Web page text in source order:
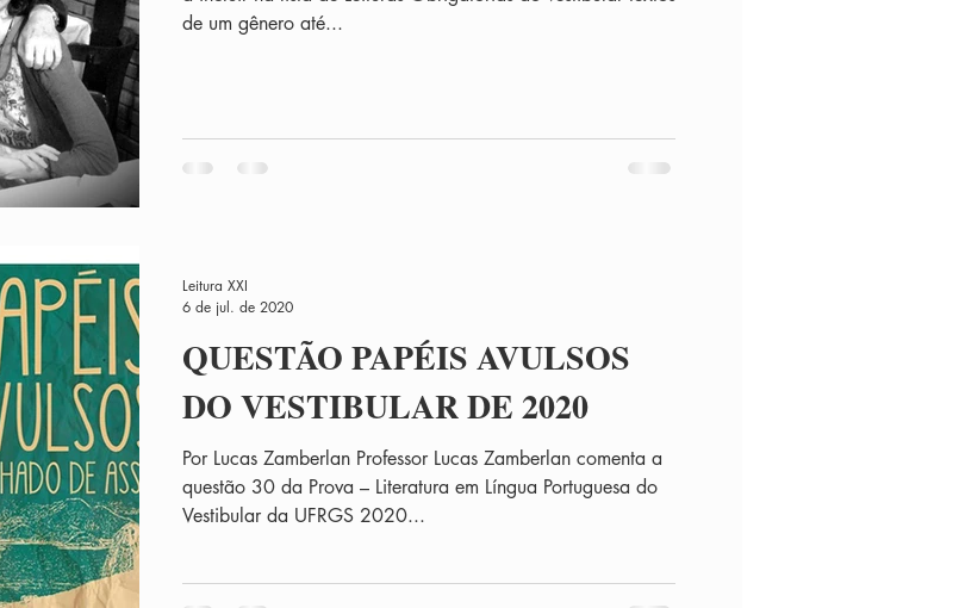
de um gênero até...
QUESTÃO PAPÉIS AVULSOS
DO VESTIBULAR DE 2020
Por Lucas Zamberlan Professor Lucas Zamberlan comenta a
questão 30 da Prova – Literatura em Língua Portuguesa do
Vestibular da UFRGS 2020...
Leitura XXI
6 de jul. de 2020